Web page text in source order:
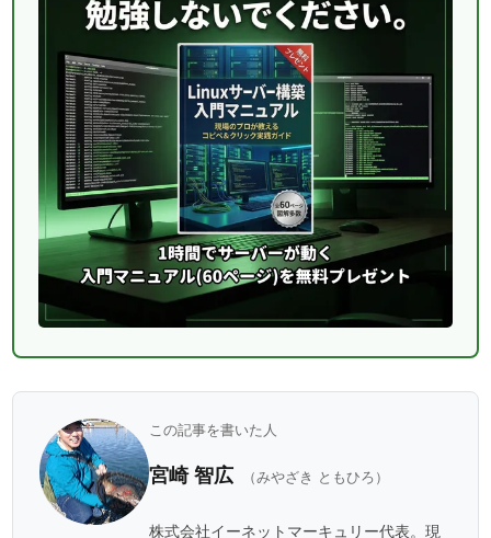
この記事を書いた人
宮崎 智広 （みやざき ともひろ）
株式会社イーネットマーキュリー代表。現